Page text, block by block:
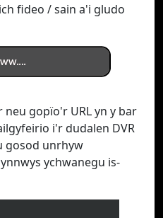
fideo / sain a'i gludo
gopïo'r URL yn y bar
i'r dudalen DVR
gosod unrhyw
ychwanegu is-